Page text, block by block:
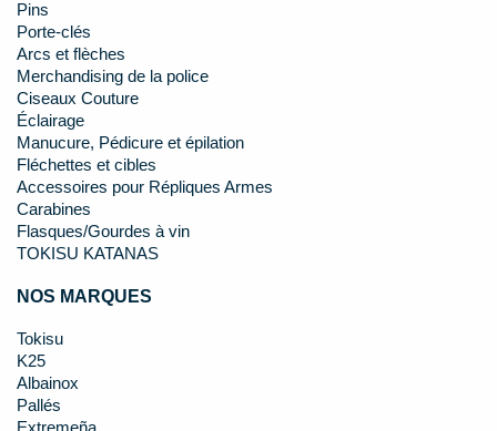
Pins
Porte-clés
Arcs et flèches
Merchandising de la police
Ciseaux Couture
Éclairage
Manucure, Pédicure et épilation
Fléchettes et cibles
Accessoires pour Répliques Armes
Carabines
Flasques/Gourdes à vin
TOKISU KATANAS
NOS MARQUES
Tokisu
K25
Albainox
Pallés